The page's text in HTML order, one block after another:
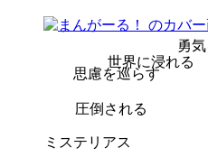
勇
ミステリアス
圧倒される
思慮を巡らす
世界に浸れる